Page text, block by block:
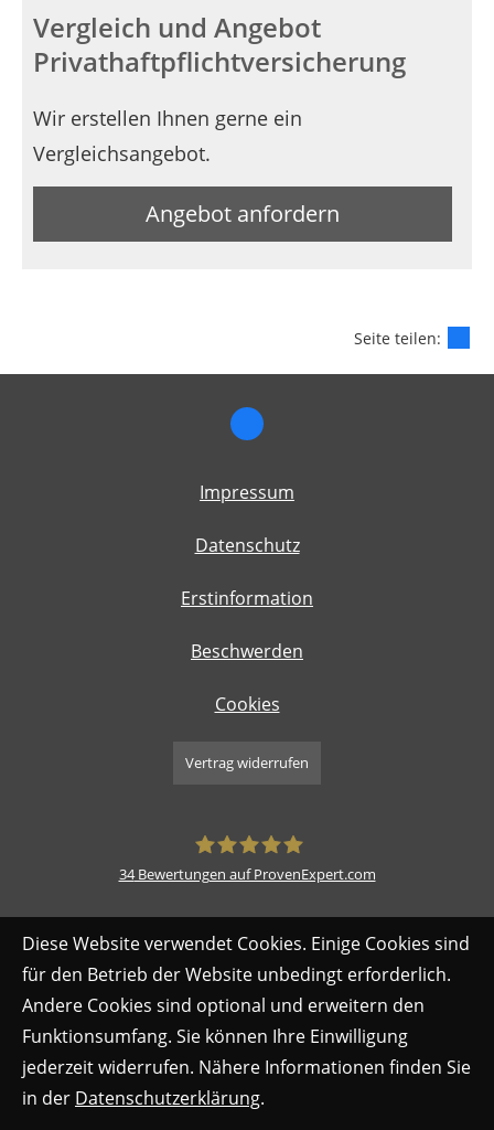
Vergleich und Angebot
Privathaftpflichtversicherung
Wir erstellen Ihnen gerne ein
Vergleichsangebot.
Angebot anfordern
Seite teilen:
Impressum
Datenschutz
Erstinformation
Beschwerden
Cookies
Vertrag widerrufen
Bruns & Bruns Inhaber Frank Bruns
e. K.
34Bewertungen auf ProvenExpert.com
Diese Website verwendet Cookies. Einige Cookies sind
für den Betrieb der Website unbedingt erforderlich.
Andere Cookies sind optional und erweitern den
Funktionsumfang. Sie können Ihre Einwilligung
jederzeit widerrufen. Nähere Informationen finden Sie
in der Datenschutzerklärung.